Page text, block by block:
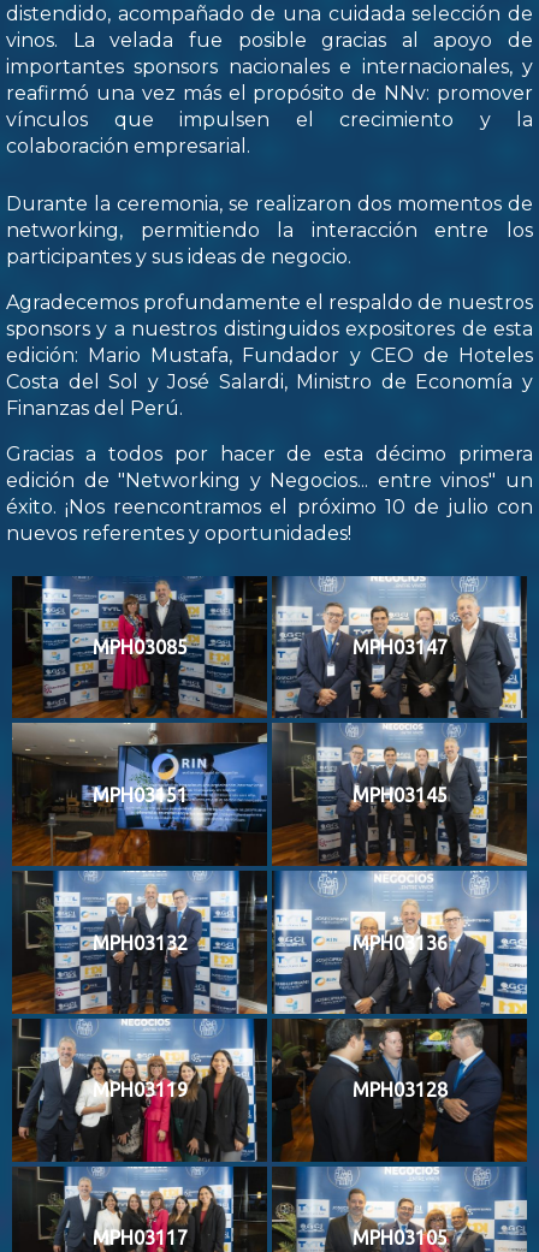
distendido, acompañado de una cuidada selección de
vinos. La velada fue posible gracias al apoyo de
importantes sponsors nacionales e internacionales, y
reafirmó una vez más el propósito de NNv: promover
vínculos que impulsen el crecimiento y la
colaboración empresarial.
Durante la ceremonia, se realizaron dos momentos de
networking, permitiendo la interacción entre los
participantes y sus ideas de negocio.
Agradecemos profundamente el respaldo de nuestros
sponsors y a nuestros distinguidos expositores de esta
edición: Mario Mustafa, Fundador y CEO de Hoteles
Costa del Sol y José Salardi, Ministro de Economía y
Finanzas del Perú.
Gracias a todos por hacer de esta décimo primera
edición de "Networking y Negocios... entre vinos" un
éxito. ¡Nos reencontramos el próximo 10 de julio con
nuevos referentes y oportunidades!
MPH03085 MPH03147
MPH03151 MPH03145
MPH03132 MPH03136
MPH03119 MPH03128
MPH03117 MPH03105